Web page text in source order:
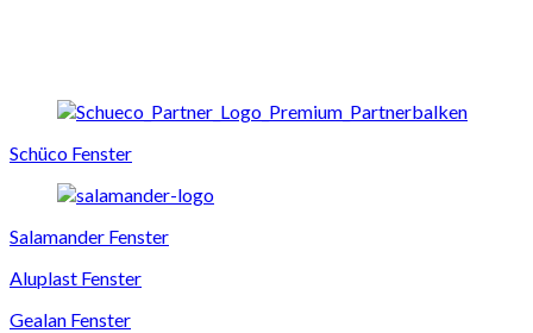
Schüco Fenster
Salamander Fenster
Aluplast Fenster
Gealan Fenster